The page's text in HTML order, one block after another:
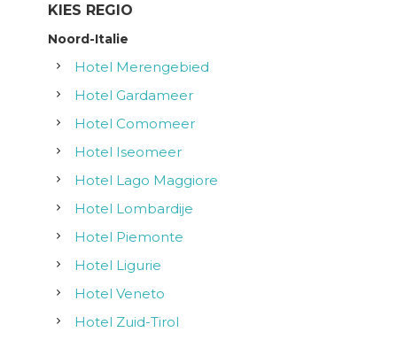
KIES REGIO
Noord-Italie
Hotel Merengebied
Hotel Gardameer
Hotel Comomeer
Hotel Iseomeer
Hotel Lago Maggiore
Hotel Lombardije
Hotel Piemonte
Hotel Ligurie
Hotel Veneto
Hotel Zuid-Tirol